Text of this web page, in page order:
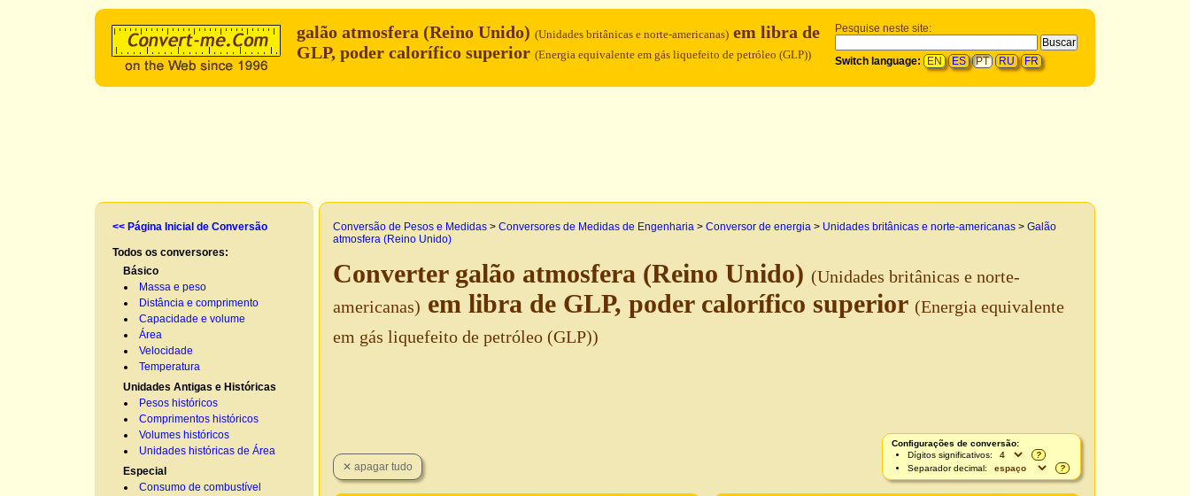
Pesquise neste site:
Switch language: EN ES PT RU FR
galão atmosfera (Reino Unido) (Unidades britânicas e norte-americanas) em libra de
GLP, poder calorífico superior (Energia equivalente em gás liquefeito de petróleo (GLP))
<< Página Inicial de Conversão
Todos os conversores:
Básico
Massa e peso
Distância e comprimento
Capacidade e volume
Área
Velocidade
Temperatura
Unidades Antigas e Históricas
Pesos históricos
Comprimentos históricos
Volumes históricos
Unidades históricas de Área
Especial
Consumo de combustível
Conversão de Pesos e Medidas > Conversores de Medidas de Engenharia > Conversor de energia > Unidades britânicas e norte-americanas > Galão
atmosfera (Reino Unido)
Converter galão atmosfera (Reino Unido) (Unidades britânicas e norte-
americanas) em libra de GLP, poder calorífico superior (Energia equivalente
em gás liquefeito de petróleo (GLP))
Configurações de conversão:
Dígitos significativos:
?
Separador decimal:
?